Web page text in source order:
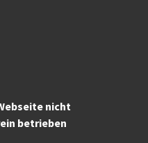
nicht
betrieben